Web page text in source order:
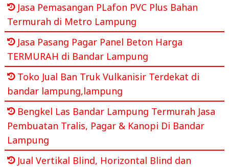
Jasa Pemasangan PLafon PVC Plus Bahan
Termurah di Metro Lampung
Jasa Pasang Pagar Panel Beton Harga
TERMURAH di Bandar Lampung
Toko Jual Ban Truk Vulkanisir Terdekat di
bandar lampung,lampung
Bengkel Las Bandar Lampung Termurah Jasa
Pembuatan Tralis, Pagar & Kanopi Di Bandar
Lampung
Jual Vertikal Blind, Horizontal Blind dan